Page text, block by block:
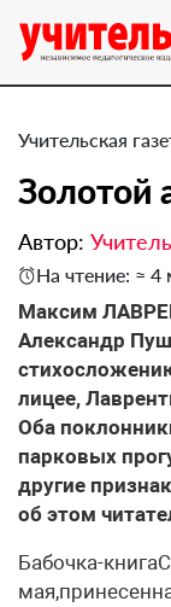
Учительская
Золотой
Автор:
На чтение: ≈ 4
Максим
Александр
лицее,
Оба
парковых
другие
об этом
Бабочка-